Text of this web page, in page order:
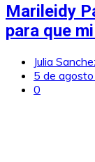
Marileidy
para que
Julia
5 de
0